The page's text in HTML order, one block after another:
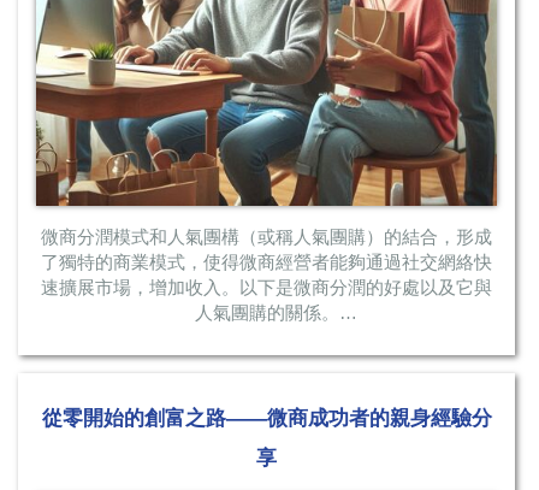
微商分潤模式和人氣團構（或稱人氣團購）的結合，形成
了獨特的商業模式，使得微商經營者能夠通過社交網絡快
速擴展市場，增加收入。以下是微商分潤的好處以及它與
人氣團購的關係。
從零開始的創富之路——微商成功者的親身經驗分
享